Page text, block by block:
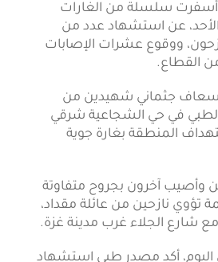
سلسلة من الغارات
الأحد، عن استشهاد عدد من
ووقوع عشرات الإصابات
القطاع.
جثماني شهيدين من
في حي الشجاعية شرقي
المنطقة بغارة جوية
آخرون بجروح متفاوتة
نازحين من عائلة مقداد،
شارع الجلاء غرب مدينة غزة.
أكد مصدر طبي استشهاد